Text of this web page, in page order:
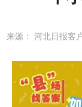
来源： 河北日报